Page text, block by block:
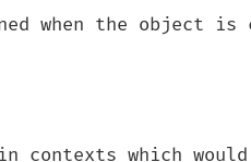
when the object
which would